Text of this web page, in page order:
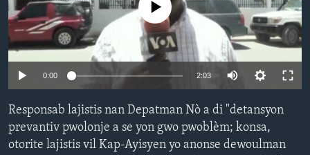
Languages
No media source currently available
0:00 2:03
Responsab lajistis nan Depatman Nò a di "detansyon
prevantiv pwolonje a se yon gwo pwoblèm; konsa,
otorite lajistis vil Kap-Ayisyen yo anonse dewoulman